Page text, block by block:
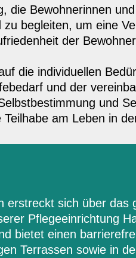
die Bewohnerinnen
begleiten, um eine
der
die individuellen
und der
und
am Leben in
erstreckt sich über das
Pflegeeinrichtung
bietet einen
Terrassen sowie in